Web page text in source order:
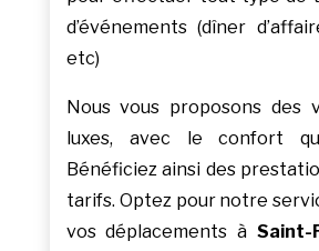
d’événements (dîner
etc)
Nous vous proposons des
luxes, avec le confort
Bénéficiez ainsi des
tarifs. Optez pour notre
vos déplacements à Saint-